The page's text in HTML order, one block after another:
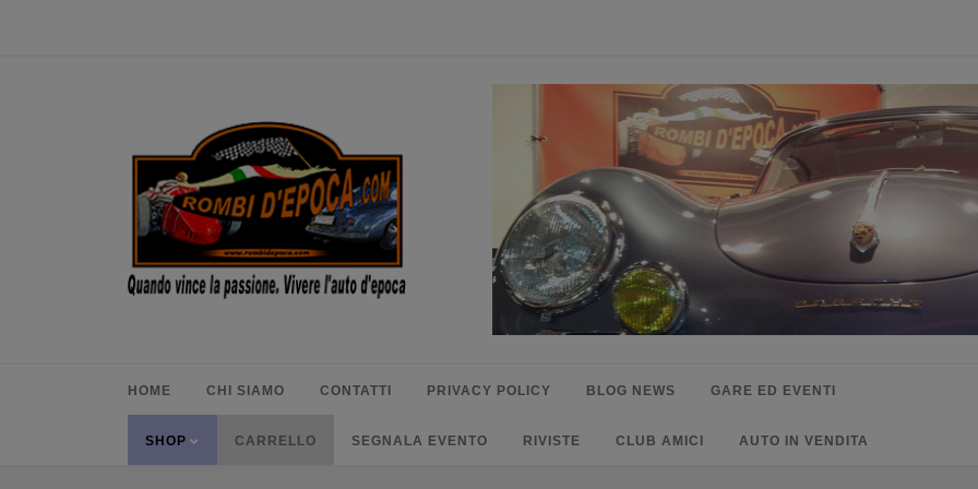
HOME CHI SIAMO CONTATTI PRIVACY POLICY BLOG NEWS GARE ED EVENTI
SHOP CARRELLO SEGNALA EVENTO RIVISTE CLUB AMICI AUTO IN VENDITA